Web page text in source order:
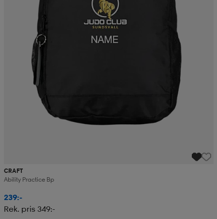
CRAFT
Ability Practice Bp
239:-
Rek. pris 349:-